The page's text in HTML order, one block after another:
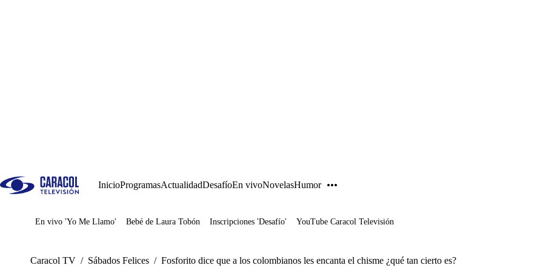
InicioProgramasActualidadDesafíoEn vivoNovelasHumor
Juegos
En vivo 'Yo Me Llamo' Bebé de Laura Tobón Inscripciones 'Desafío' YouTube Caracol Televisión
Caracol TV / Sábados Felices / Fosforito dice que a los colombianos les encanta el chisme ¿qué tan cierto es?